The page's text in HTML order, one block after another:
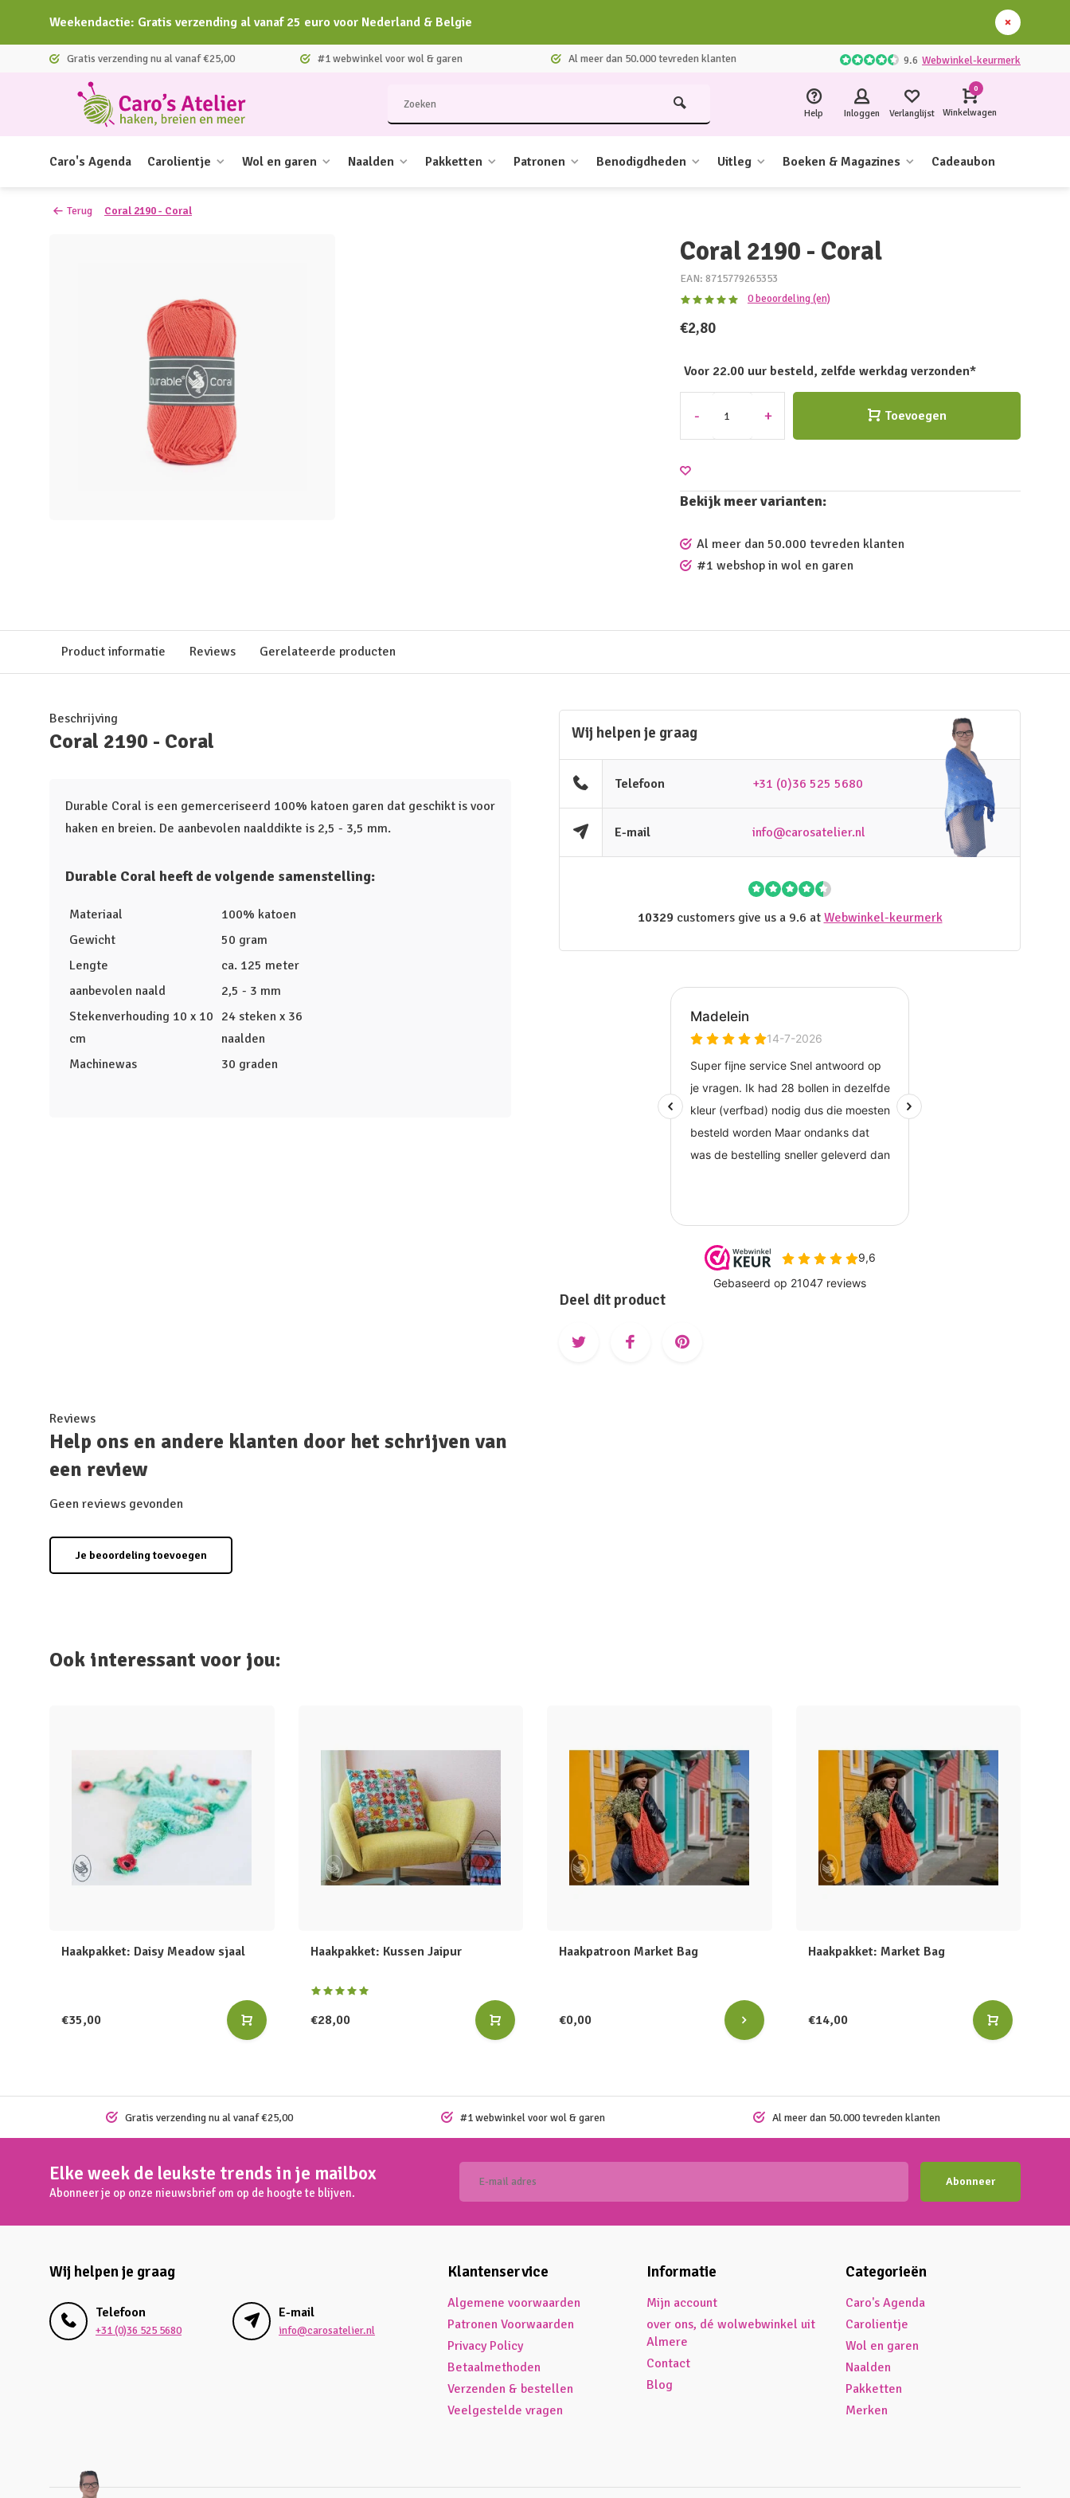
Weekendactie: Gratis verzending al vanaf 25 euro voor Nederland & Belgie
Gratis verzending nu al vanaf €25,00 #1 webwinkel voor wol & garen Al meer dan 50.000 tevreden klanten 9.6 Webwinkel-keurmerk
Help Inloggen Verlanglijst
0
Winkelwagen
Caro's Agenda Carolientje Wol en garen Naalden Pakketten Patronen Benodigdheden Uitleg Boeken & Magazines Cadeaubon
Terug Coral 2190 - Coral
Coral 2190 - Coral
EAN: 8715779265353
0 beoordeling (en)
€2,80
Voor 22.00 uur besteld, zelfde werkdag verzonden*
- + Toevoegen
Bekijk meer varianten:
Al meer dan 50.000 tevreden klanten
#1 webshop in wol en garen
Product informatie Reviews Gerelateerde producten
Beschrijving
Coral 2190 - Coral
Durable Coral is een gemerceriseerd 100% katoen garen dat geschikt is voor
haken en breien. De aanbevolen naalddikte is 2,5 - 3,5 mm.
Durable Coral heeft de volgende samenstelling:
Materiaal
100% katoen
Gewicht
50 gram
Lengte
ca. 125 meter
aanbevolen naald
2,5 - 3 mm
Stekenverhouding 10 x 10
cm
24 steken x 36
naalden
Machinewas
30 graden
Wij helpen je graag
Telefoon +31 (0)36 525 5680
E-mail info@carosatelier.nl
10329customers give us a 9.6 at Webwinkel-keurmerk
Deel dit product
Reviews
Help ons en andere klanten door het schrijven van
een review
Geen reviews gevonden
Je beoordeling toevoegen
Ook interessant voor jou:
Haakpakket: Daisy Meadow sjaal
€35,00
Haakpakket: Kussen Jaipur
€28,00
Haakpatroon Market Bag
€0,00
Haakpakket: Market Bag
€14,00
Gratis verzending nu al vanaf €25,00 #1 webwinkel voor wol & garen Al meer dan 50.000 tevreden klanten
Elke week de leukste trends in je mailbox
Abonneer je op onze nieuwsbrief om op de hoogte te blijven.
Abonneer
Wij helpen je graag
Telefoon
+31 (0)36 525 5680
E-mail
info@carosatelier.nl
Klantenservice
Algemene voorwaarden
Patronen Voorwaarden
Privacy Policy
Betaalmethoden
Verzenden & bestellen
Veelgestelde vragen
Informatie
Mijn account
over ons, dé wolwebwinkel uit
Almere
Contact
Blog
Categorieën
Caro's Agenda
Carolientje
Wol en garen
Naalden
Pakketten
Merken